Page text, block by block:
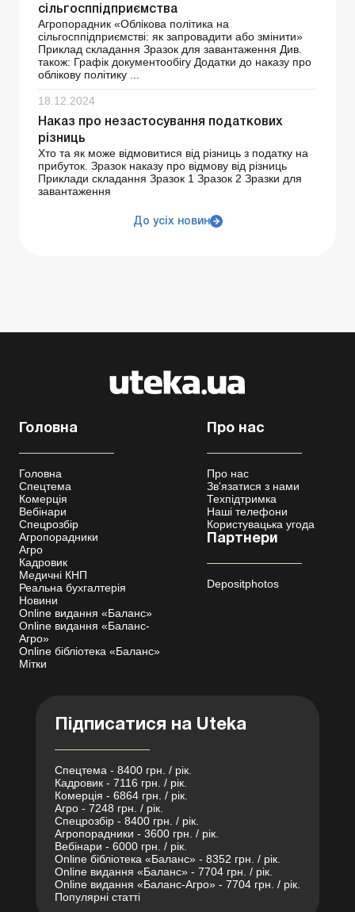
сільгосппідприємства
Агропорадник «Облікова політика на
сільгосппідприємстві: як запровадити або змінити»
Приклад складання Зразок для завантаження Див.
також: Графік документообігу Додатки до наказу про
облікову політику ...
18.12.2024
Наказ про незастосування податкових
різниць
Хто та як може відмовитися від різниць з податку на
прибуток. Зразок наказу про відмову від різниць
Приклади складання Зразок 1 Зразок 2 Зразки для
завантаження
До усіх новин
Головна
Головна
Спецтема
Комерція
Вебінари
Спецрозбір
Агропорадники
Агро
Кадровик
Медичні КНП
Реальна бухгалтерія
Новини
Online видання «Баланс»
Online видання «Баланс-
Агро»
Online бібліотека «Баланс»
Мітки
Про нас
Про нас
Зв'язатися з нами
Техпідтримка
Наші телефони
Користувацька угода
Партнери
Depositphotos
Підписатися на Uteka
Спецтема - 8400 грн. / рік.
Кадровик - 7116 грн. / рік.
Комерція - 6864 грн. / рік.
Агро - 7248 грн. / рік.
Спецрозбір - 8400 грн. / рік.
Агропорадники - 3600 грн. / рік.
Вебінари - 6000 грн. / рік.
Online бібліотека «Баланс» - 8352 грн. / рік.
Online видання «Баланс» - 7704 грн. / рік.
Online видання «Баланс-Агро» - 7704 грн. / рік.
Популярні статті